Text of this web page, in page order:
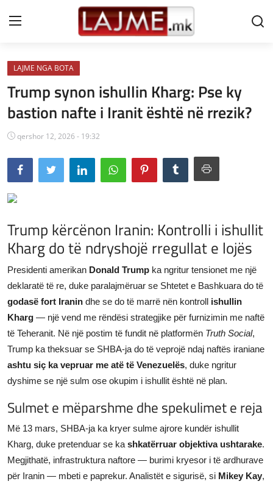
Shtëpi
LAJME MAQEDONI
SHQIPERI
KOSOVA
LAJME NGA BOTA
SPORT
SHENDETI
JETA
Gallery
Shqip
LAJME NGA BOTA
Trump synon ishullin Kharg: Pse ky
bastion nafte i Iranit është në rrezik?
qershor 12, 2026 - 19:32
Trump kërcënon Iranin: Kontrolli i ishullit
Kharg do të ndryshojë rregullat e lojës
Presidenti amerikan Donald Trump ka ngritur tensionet me një
deklaratë të re, duke paralajmëruar se Shtetet e Bashkuara do të
godasë fort Iranin dhe se do të marrë nën kontroll ishullin
Kharg — një vend me rëndësi strategjike për furnizimin me naftë
të Teheranit. Në një postim të fundit në platformën Truth Social,
Trump ka theksuar se SHBA-ja do të veprojë ndaj naftës iraniane
ashtu siç ka vepruar me atë të Venezuelës, duke ngritur
dyshime se një sulm ose okupim i ishullit është në plan.
Sulmet e mëparshme dhe spekulimet e reja
Më 13 mars, SHBA-ja ka kryer sulme ajrore kundër ishullit
Kharg, duke pretenduar se ka shkatërruar objektiva ushtarake.
Megjithatë, infrastruktura naftore — burimi kryesor i të ardhurave
për Iranin — mbeti e paprekur. Analistët e sigurisë, si Mikey Kay,